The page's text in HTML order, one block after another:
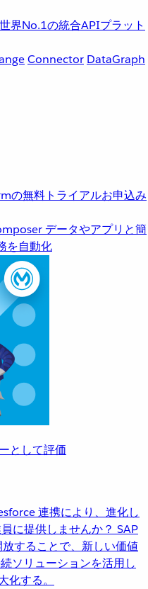
世界No.1の統合APIプラット
Connector DataGraph
の無料トライアルお申込み
データやアプリと簡
を自動化
として評価
連携により、進化し
に提供しませんか？ SAP
することで、新しい価値
ソリューションを活用し
する。